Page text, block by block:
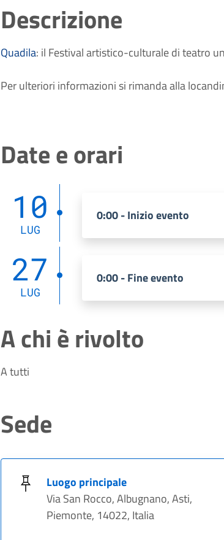
Descrizione
Quadila: il Festival artistico-culturale di teatro
Per ulteriori informazioni si rimanda alla
Date e orari
10
LUG
0:00 - Inizio evento
27
LUG
0:00 - Fine evento
A chi è rivolto
A tutti
Sede
Luogo principale
Via San Rocco, Albugnano, Asti,
Piemonte, 14022, Italia